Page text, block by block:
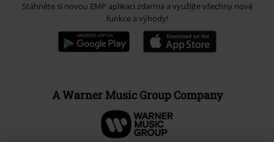
Stáhněte si novou EMP aplikaci zdarma a využijte všechny nové
funkce a výhody!
A Warner Music Group Company